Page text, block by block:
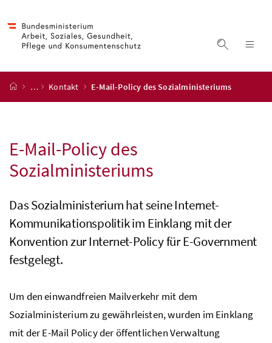
Suche
Startseite
… Kontakt E-Mail-Policy des Sozialministeriums
E-Mail-Policy des
Sozialministeriums
Das Sozialministerium hat seine Internet-
Kommunikationspolitik im Einklang mit der
Konvention zur Internet-Policy für E-Government
festgelegt.
Um den einwandfreien Mailverkehr mit dem
Sozialministerium zu gewährleisten, wurden im Einklang
mit der E-Mail Policy der öffentlichen Verwaltung